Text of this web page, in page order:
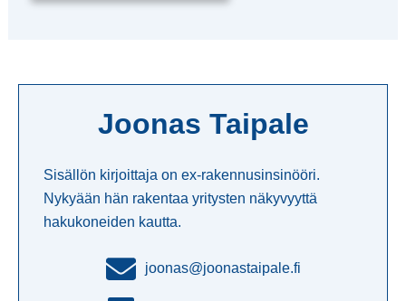
Joonas Taipale
Sisällön kirjoittaja on ex-rakennusinsinööri.
Nykyään hän rakentaa yritysten näkyvyyttä
hakukoneiden kautta.
joonas@joonastaipale.fi